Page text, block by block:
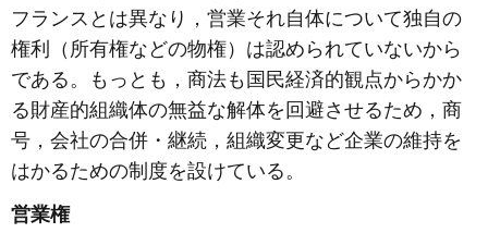
フランスとは異なり，営業それ自体について独自の
権利（所有権などの物権）は認められていないから
である。もっとも，商法も国民経済的観点からかか
る財産的組織体の無益な解体を回避させるため，商
号，会社の合併・継続，組織変更など企業の維持を
はかるための制度を設けている。
営業権